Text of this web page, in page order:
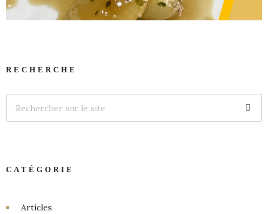
RECHERCHE
CATÉGORIE
Articles